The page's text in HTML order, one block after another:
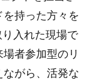
持った方々を
入れた現場で
者参加型のリ
がら、活発な